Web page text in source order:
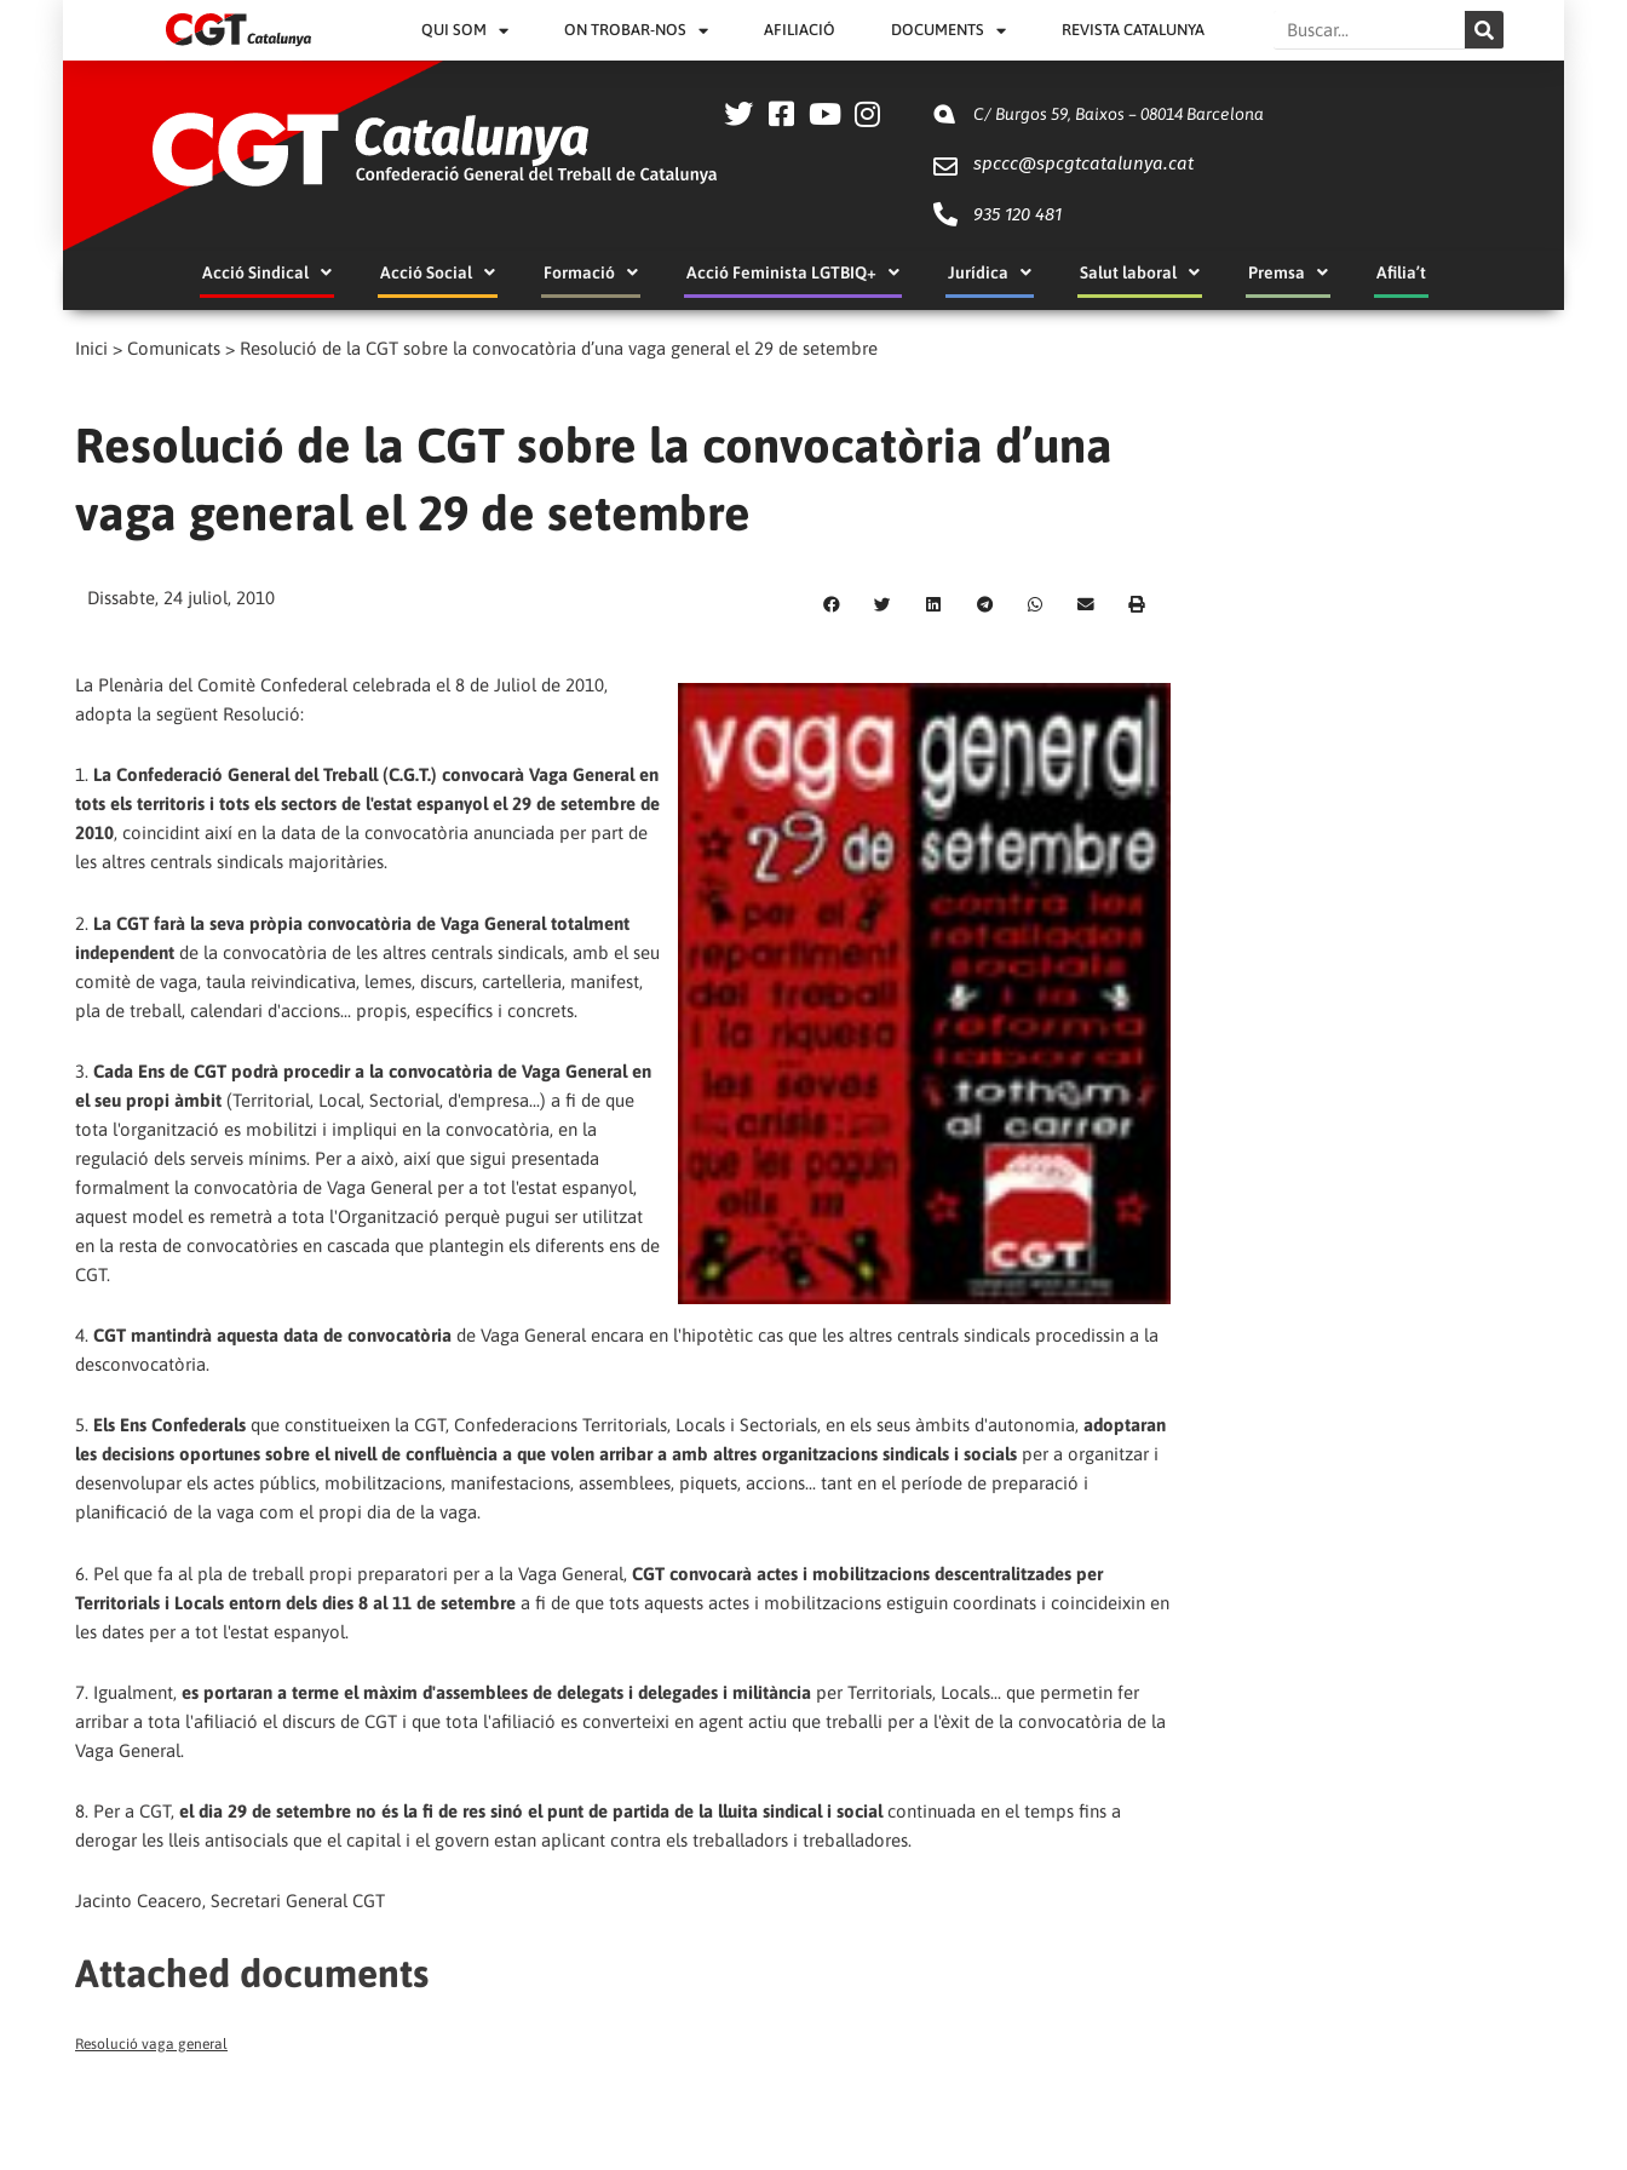
QUI SOM ON TROBAR-NOS AFILIACIÓ DOCUMENTS REVISTA CATALUNYA Search
C/ Burgos 59, Baixos – 08014 Barcelona
spccc@spcgtcatalunya.cat
935 120 481
Acció Sindical Acció Social Formació Acció Feminista LGTBIQ+ Jurídica Salut laboral Premsa Afilia’t
Inici > Comunicats > Resolució de la CGT sobre la convocatòria d’una vaga general el 29 de setembre
Resolució de la CGT sobre la convocatòria d’una
vaga general el 29 de setembre
Dissabte, 24 juliol, 2010
La Plenària del Comitè Confederal celebrada el 8 de Juliol de 2010,
adopta la següent Resolució:
1. La Confederació General del Treball (C.G.T.) convocarà Vaga General en
tots els territoris i tots els sectors de l'estat espanyol el 29 de setembre de
2010, coincidint així en la data de la convocatòria anunciada per part de
les altres centrals sindicals majoritàries.
2. La CGT farà la seva pròpia convocatòria de Vaga General totalment
independent de la convocatòria de les altres centrals sindicals, amb el seu
comitè de vaga, taula reivindicativa, lemes, discurs, cartelleria, manifest,
pla de treball, calendari d'accions... propis, específics i concrets.
3. Cada Ens de CGT podrà procedir a la convocatòria de Vaga General en
el seu propi àmbit (Territorial, Local, Sectorial, d'empresa...) a fi de que
tota l'organització es mobilitzi i impliqui en la convocatòria, en la
regulació dels serveis mínims. Per a això, així que sigui presentada
formalment la convocatòria de Vaga General per a tot l'estat espanyol,
aquest model es remetrà a tota l'Organització perquè pugui ser utilitzat
en la resta de convocatòries en cascada que plantegin els diferents ens de
CGT.
4. CGT mantindrà aquesta data de convocatòria de Vaga General encara en l'hipotètic cas que les altres centrals sindicals procedissin a la
desconvocatòria.
5. Els Ens Confederals que constitueixen la CGT, Confederacions Territorials, Locals i Sectorials, en els seus àmbits d'autonomia, adoptaran
les decisions oportunes sobre el nivell de confluència a que volen arribar a amb altres organitzacions sindicals i socials per a organitzar i
desenvolupar els actes públics, mobilitzacions, manifestacions, assemblees, piquets, accions... tant en el període de preparació i
planificació de la vaga com el propi dia de la vaga.
6. Pel que fa al pla de treball propi preparatori per a la Vaga General, CGT convocarà actes i mobilitzacions descentralitzades per
Territorials i Locals entorn dels dies 8 al 11 de setembre a fi de que tots aquests actes i mobilitzacions estiguin coordinats i coincideixin en
les dates per a tot l'estat espanyol.
7. Igualment, es portaran a terme el màxim d'assemblees de delegats i delegades i militància per Territorials, Locals... que permetin fer
arribar a tota l'afiliació el discurs de CGT i que tota l'afiliació es converteixi en agent actiu que treballi per a l'èxit de la convocatòria de la
Vaga General.
8. Per a CGT, el dia 29 de setembre no és la fi de res sinó el punt de partida de la lluita sindical i socialcontinuada en el temps fins a
derogar les lleis antisocials que el capital i el govern estan aplicant contra els treballadors i treballadores.
Jacinto Ceacero, Secretari General CGT
Attached documents
Resolució vaga general